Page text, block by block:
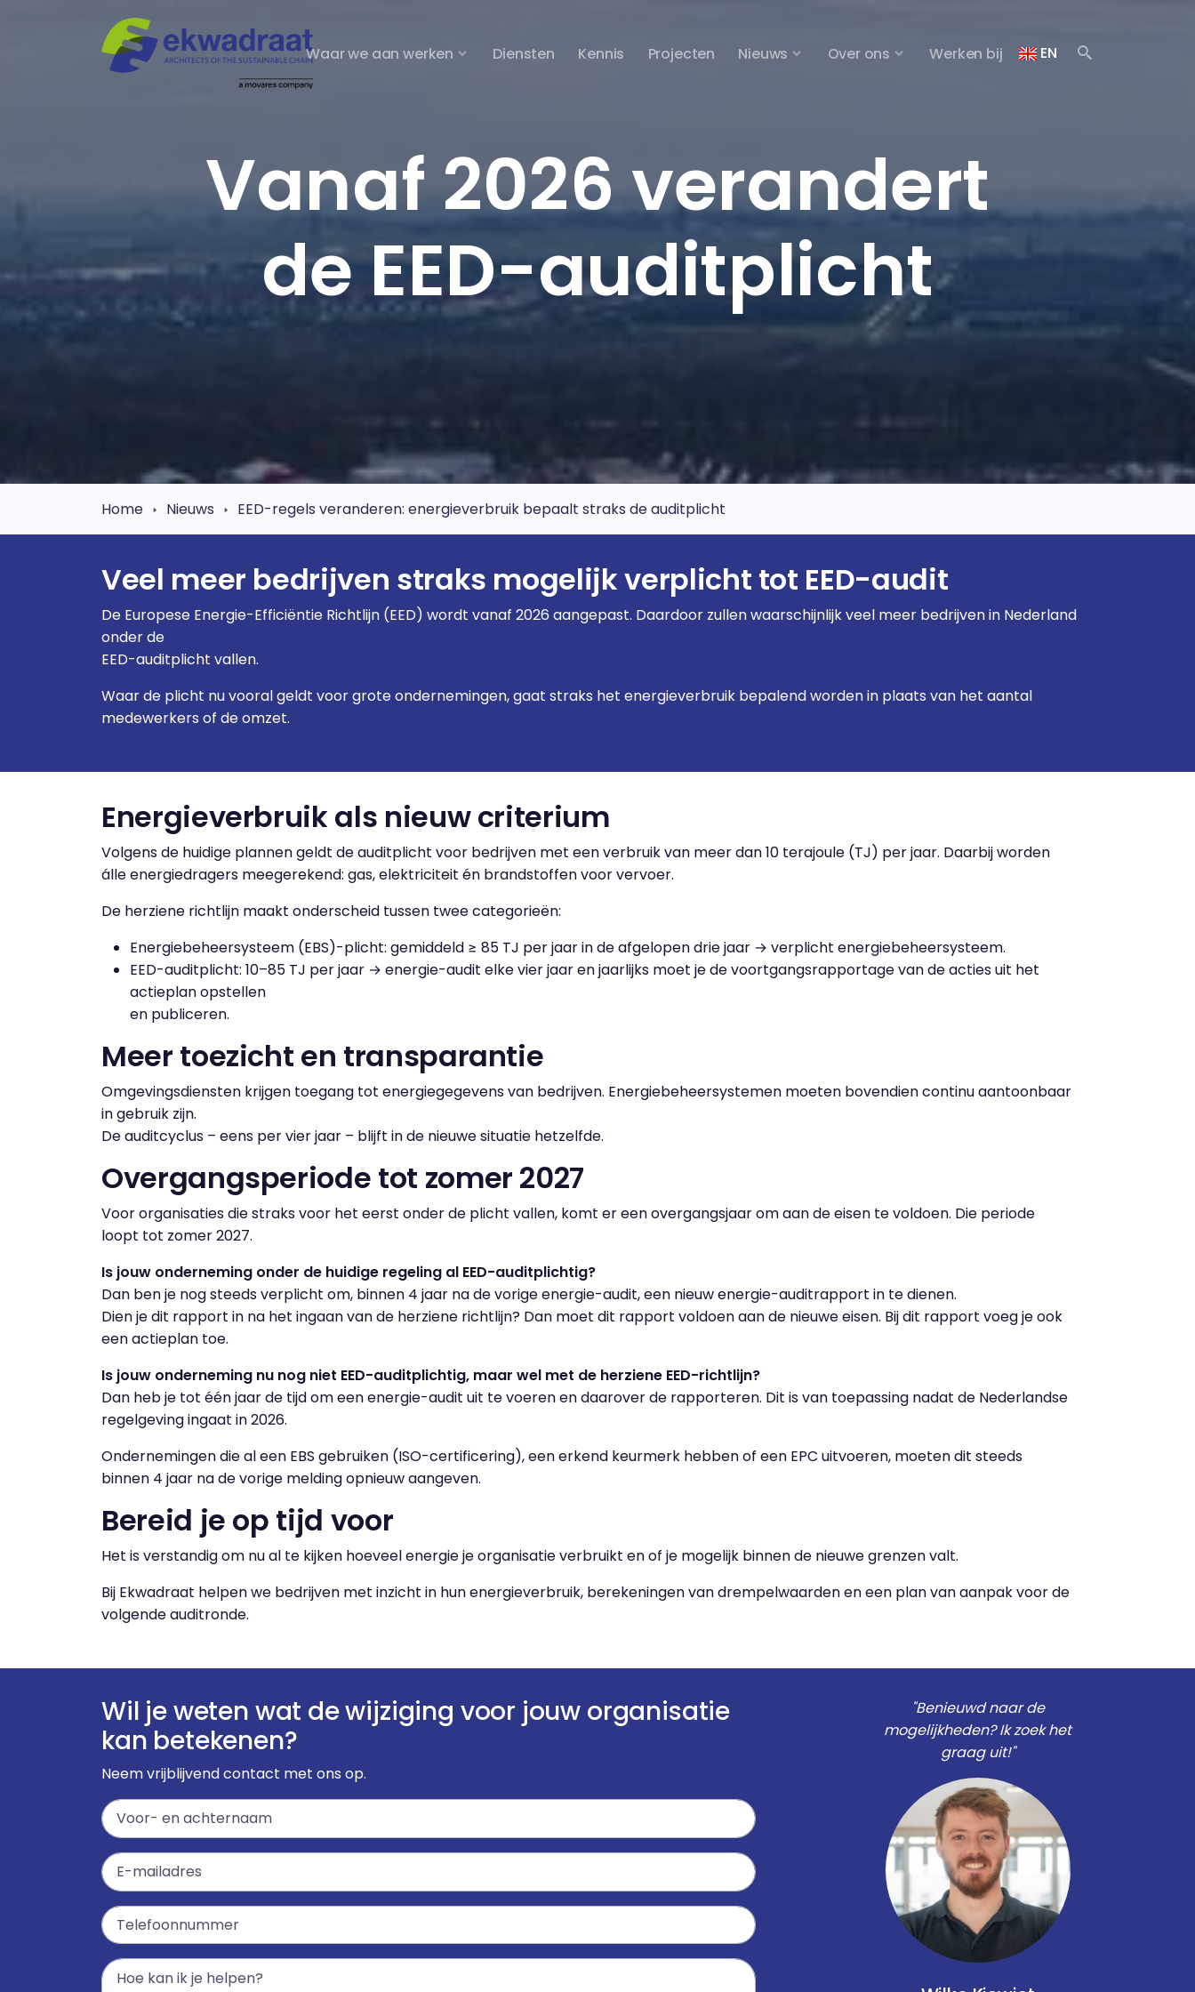
EN
Waar we aan werken Diensten Kennis Projecten Nieuws Over ons Werken bij
Vanaf 2026 verandert
de EED-auditplicht
Home Nieuws EED-regels veranderen: energieverbruik bepaalt straks de auditplicht
Veel meer bedrijven straks mogelijk verplicht tot EED-audit
De Europese Energie-Efficiëntie Richtlijn (EED) wordt vanaf 2026 aangepast. Daardoor zullen waarschijnlijk veel meer bedrijven in Nederland
onder de
EED-auditplicht vallen.
Waar de plicht nu vooral geldt voor grote ondernemingen, gaat straks het energieverbruik bepalend worden in plaats van het aantal
medewerkers of de omzet.
Energieverbruik als nieuw criterium
Volgens de huidige plannen geldt de auditplicht voor bedrijven met een verbruik van meer dan 10 terajoule (TJ) per jaar. Daarbij worden
álle energiedragers meegerekend: gas, elektriciteit én brandstoffen voor vervoer.
De herziene richtlijn maakt onderscheid tussen twee categorieën:
Energiebeheersysteem (EBS)-plicht: gemiddeld ≥ 85 TJ per jaar in de afgelopen drie jaar → verplicht energiebeheersysteem.
EED-auditplicht: 10–85 TJ per jaar → energie-audit elke vier jaar en jaarlijks moet je de voortgangsrapportage van de acties uit het
actieplan opstellen
en publiceren.
Meer toezicht en transparantie
Omgevingsdiensten krijgen toegang tot energiegegevens van bedrijven. Energiebeheersystemen moeten bovendien continu aantoonbaar
in gebruik zijn.
De auditcyclus – eens per vier jaar – blijft in de nieuwe situatie hetzelfde.
Overgangsperiode tot zomer 2027
Voor organisaties die straks voor het eerst onder de plicht vallen, komt er een overgangsjaar om aan de eisen te voldoen. Die periode
loopt tot zomer 2027.
Is jouw onderneming onder de huidige regeling al EED-auditplichtig?
Dan ben je nog steeds verplicht om, binnen 4 jaar na de vorige energie-audit, een nieuw energie-auditrapport in te dienen.
Dien je dit rapport in na het ingaan van de herziene richtlijn? Dan moet dit rapport voldoen aan de nieuwe eisen. Bij dit rapport voeg je ook
een actieplan toe.
Is jouw onderneming nu nog niet EED-auditplichtig, maar wel met de herziene EED-richtlijn?
Dan heb je tot één jaar de tijd om een energie-audit uit te voeren en daarover de rapporteren. Dit is van toepassing nadat de Nederlandse
regelgeving ingaat in 2026.
Ondernemingen die al een EBS gebruiken (ISO-certificering), een erkend keurmerk hebben of een EPC uitvoeren, moeten dit steeds
binnen 4 jaar na de vorige melding opnieuw aangeven.
Bereid je op tijd voor
Het is verstandig om nu al te kijken hoeveel energie je organisatie verbruikt en of je mogelijk binnen de nieuwe grenzen valt.
Bij Ekwadraat helpen we bedrijven met inzicht in hun energieverbruik, berekeningen van drempelwaarden en een plan van aanpak voor de
volgende auditronde.
Wil je weten wat de wijziging voor jouw organisatie
kan betekenen?
Neem vrijblijvend contact met ons op.
"Benieuwd naar de
mogelijkheden? Ik zoek het
graag uit!"